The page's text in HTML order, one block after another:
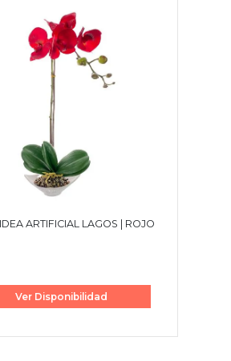
ARTIFICIAL LAGOS | ROJO
Ver Disponibilidad